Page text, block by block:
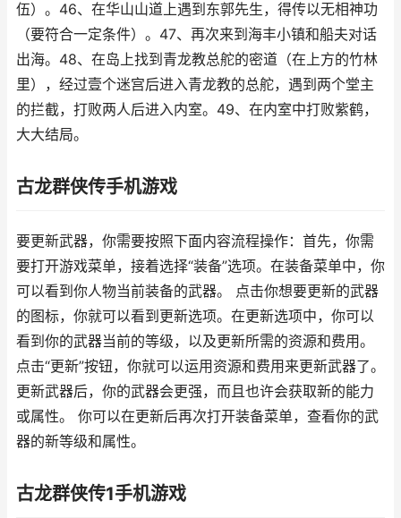
伍）。46、在华山山道上遇到东郭先生，得传以无相神功
（要符合一定条件）。47、再次来到海丰小镇和船夫对话
出海。48、在岛上找到青龙教总舵的密道（在上方的竹林
里），经过壹个迷宫后进入青龙教的总舵，遇到两个堂主
的拦截，打败两人后进入内室。49、在内室中打败紫鹤，
大大结局。
古龙群侠传手机游戏
要更新武器，你需要按照下面内容流程操作：首先，你需
要打开游戏菜单，接着选择“装备”选项。在装备菜单中，你
可以看到你人物当前装备的武器。 点击你想要更新的武器
的图标，你就可以看到更新选项。在更新选项中，你可以
看到你的武器当前的等级，以及更新所需的资源和费用。
点击“更新”按钮，你就可以运用资源和费用来更新武器了。
更新武器后，你的武器会更强，而且也许会获取新的能力
或属性。 你可以在更新后再次打开装备菜单，查看你的武
器的新等级和属性。
古龙群侠传1手机游戏